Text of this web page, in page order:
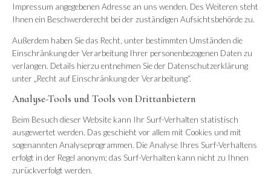
Impressum angegebenen Adresse an uns wenden. Des Weiteren steht
Ihnen ein Beschwerderecht bei der zuständigen Aufsichtsbehörde zu.
Außerdem haben Sie das Recht, unter bestimmten Umständen die
Einschränkung der Verarbeitung Ihrer personenbezogenen Daten zu
verlangen. Details hierzu entnehmen Sie der Datenschutzerklärung
unter „Recht auf Einschränkung der Verarbeitung“.
Analyse-Tools und Tools von Drittanbietern
Beim Besuch dieser Website kann Ihr Surf-Verhalten statistisch
ausgewertet werden. Das geschieht vor allem mit Cookies und mit
sogenannten Analyseprogrammen. Die Analyse Ihres Surf-Verhaltens
erfolgt in der Regel anonym; das Surf-Verhalten kann nicht zu Ihnen
zurückverfolgt werden.